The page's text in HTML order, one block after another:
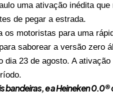
uma ativação inédita que
de pegar a estrada.
motoristas para uma
saborear a versão zero
dia 23 de agosto. A ativação
bandeiras, e a Heineken